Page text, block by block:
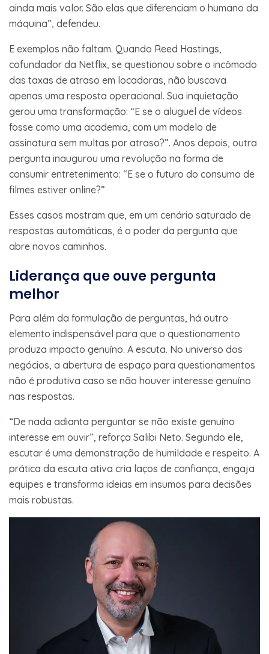
ainda mais valor. São elas que diferenciam o humano da
máquina”, defendeu.
E exemplos não faltam. Quando Reed Hastings,
cofundador da Netflix, se questionou sobre o incômodo
das taxas de atraso em locadoras, não buscava
apenas uma resposta operacional. Sua inquietação
gerou uma transformação: “E se o aluguel de vídeos
fosse como uma academia, com um modelo de
assinatura sem multas por atraso?”. Anos depois, outra
pergunta inaugurou uma revolução na forma de
consumir entretenimento: “E se o futuro do consumo de
filmes estiver online?”
Esses casos mostram que, em um cenário saturado de
respostas automáticas, é o poder da pergunta que
abre novos caminhos.
Liderança que ouve pergunta
melhor
Para além da formulação de perguntas, há outro
elemento indispensável para que o questionamento
produza impacto genuíno. A escuta. No universo dos
negócios, a abertura de espaço para questionamentos
não é produtiva caso se não houver interesse genuíno
nas respostas.
“De nada adianta perguntar se não existe genuíno
interesse em ouvir”, reforça Salibi Neto. Segundo ele,
escutar é uma demonstração de humildade e respeito. A
prática da escuta ativa cria laços de confiança, engaja
equipes e transforma ideias em insumos para decisões
mais robustas.